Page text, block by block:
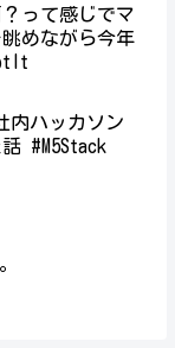
って感じでマ
めながら今年
内ハッカソン
#M5Stack